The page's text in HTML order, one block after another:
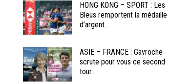
HONG KONG – SPORT : Les
Bleus remportent la médaille
d’argent...
ASIE – FRANCE : Gavroche
scrute pour vous ce second
tour...